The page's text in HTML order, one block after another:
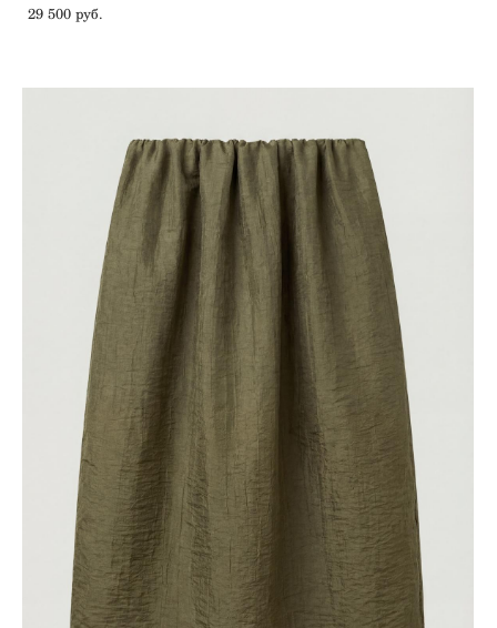
29 500 pуб.